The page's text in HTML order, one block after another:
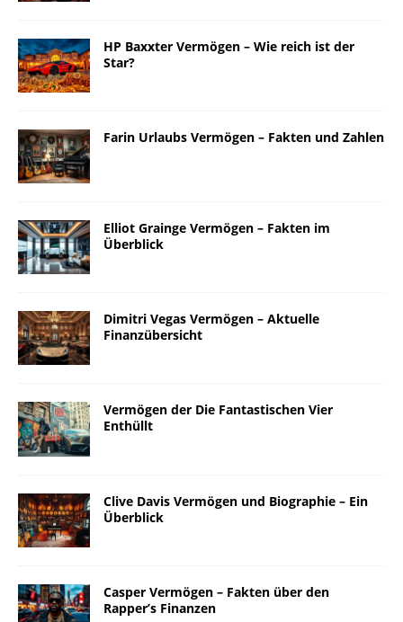
HP Baxxter Vermögen – Wie reich ist der
Star?
Farin Urlaubs Vermögen – Fakten und Zahlen
Elliot Grainge Vermögen – Fakten im
Überblick
Dimitri Vegas Vermögen – Aktuelle
Finanzübersicht
Vermögen der Die Fantastischen Vier
Enthüllt
Clive Davis Vermögen und Biographie – Ein
Überblick
Casper Vermögen – Fakten über den
Rapper’s Finanzen